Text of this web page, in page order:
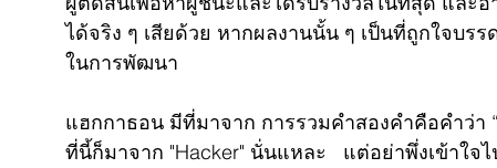
ได้จริง ๆ เสียด้วย หากผลงานนั้น ๆ เป็นที่ถูกใจบ
ในการพัฒนา
แฮกกาธอน มีที่มาจาก การรวมคำสองคำคือคำว่า
ที่นี้ก็มาจาก "Hacker" นั่นแหละ   แต่อย่าพึ่งเข้าใจ